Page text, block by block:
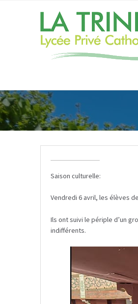
Saison culturelle:
Vendredi 6 avril, les élèves
Ils ont suivi le périple d’un
indifférents.